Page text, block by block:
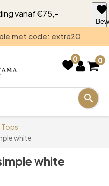
vanaf €75,-
met code: extra20
0 0
Tops
white
white
voor